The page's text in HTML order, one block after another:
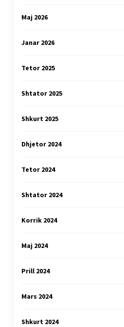
Maj 2026
Janar 2026
Tetor 2025
Shtator 2025
Shkurt 2025
Dhjetor 2024
Tetor 2024
Shtator 2024
Korrik 2024
Maj 2024
Prill 2024
Mars 2024
Shkurt 2024